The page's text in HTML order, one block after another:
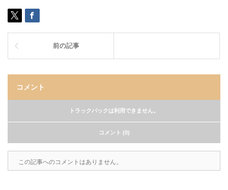
前の記事
コメント
トラックバックは利用できません。
コメント (0)
この記事へのコメントはありません。